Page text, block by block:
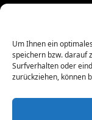
Um Ihnen ein
speichern bzw. darauf
Surfverhalten oder
zurückziehen, können